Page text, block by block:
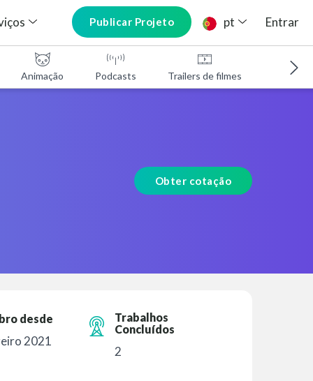
Publicar Projeto pt Entrar
Animação Podcasts Trailers de filmes
Obter cotação
desde
2021
Trabalhos
Concluídos
2